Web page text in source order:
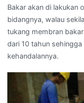
Bakar akan di lakukan
bidangnya, walau
tukang membran
dari 10 tahun
kehandalannya.